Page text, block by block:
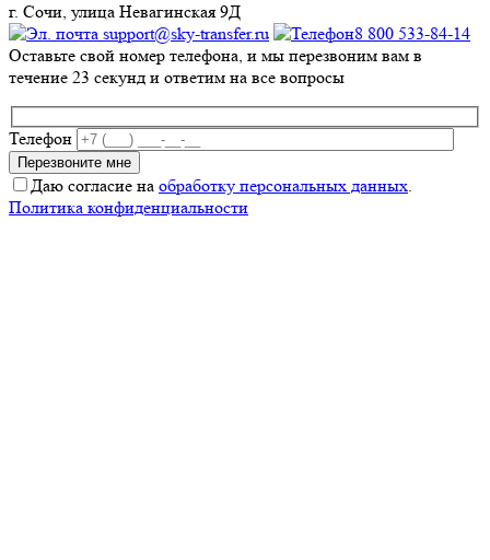
г. Сочи, улица Невагинская 9Д
support@sky-transfer.ru
8 800 533-84-14
Оставьте свой номер телефона, и мы перезвоним вам в
течение 23 секунд и ответим на все вопросы
Телефон
Даю согласие на обработку персональных данных
Политика конфиденциальности